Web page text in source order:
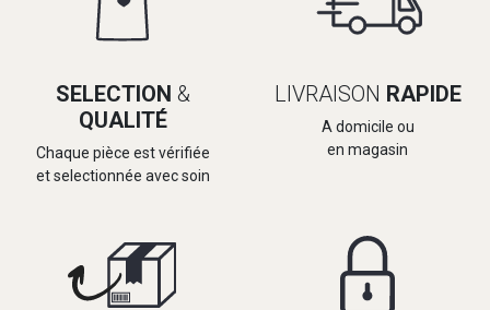
SELECTION &
QUALITÉ
Chaque pièce est vérifiée
et selectionnée avec soin
LIVRAISON RAPIDE
A domicile ou
en magasin